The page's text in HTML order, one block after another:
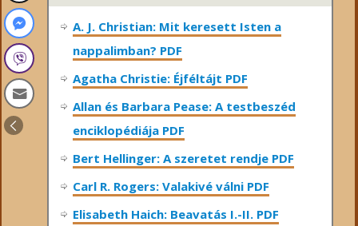
A. J. Christian: Mit keresett Isten a
nappalimban? PDF
Agatha Christie: Éjféltájt PDF
Allan és Barbara Pease: A testbeszéd
enciklopédiája PDF
Bert Hellinger: A ​szeretet rendje PDF
Carl R. Rogers: Valakivé válni PDF
Elisabeth Haich: Beavatás I.-II. PDF